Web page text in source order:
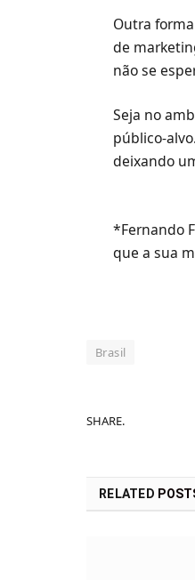
Outra
de
não se
Seja no
público-
deixando
*Fernando
que a sua
Brasil
SHARE.
RELATED